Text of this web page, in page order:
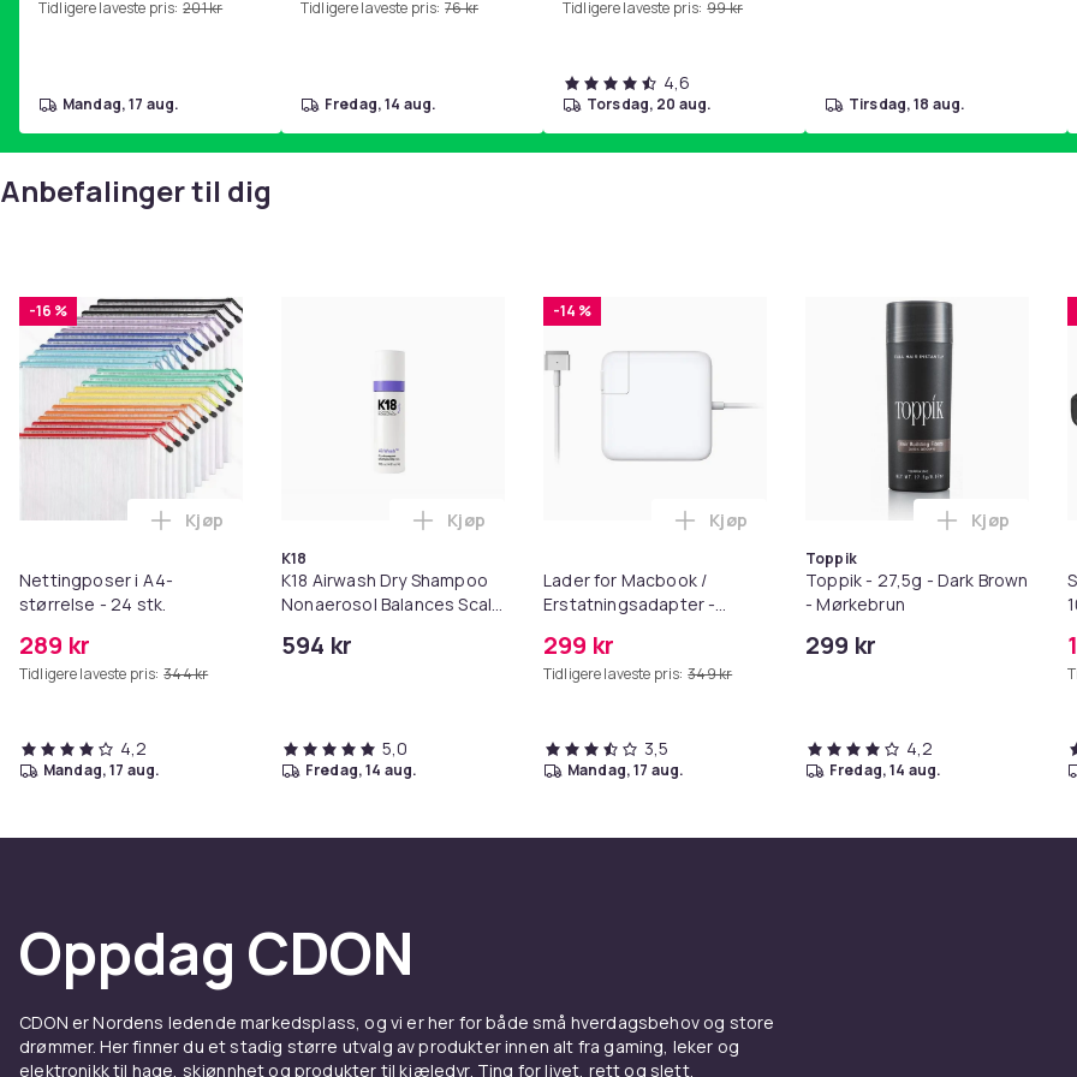
hjemmegymnastikk Pink
Tidligere laveste pris: 201 kr
mandag, 17 aug.
Tidligere laveste pris: 76 kr
fredag, 14 aug.
Tidligere laveste pris: 99 kr
4,6
torsdag, 20 aug. tirsdag, 18 aug.
Anbefalinger til dig
-16 %
Nettingposer i A4-
størrelse - 24 stk.
289 kr
Tidligere laveste pris: 344 kr
Legg Nettingposer i A4-størrelse - 24 stk. i handlekurven
Kjøp
4,2
mandag, 17 aug.
K18
K18 Airwash Dry Shampoo
Nonaerosol Balances Scalp
594 kr
Legg K18 Airwash Dry Shampoo Nonaerosol Balances Scalp & Controls
Kjøp
5,0
fredag, 14 aug.
-14 %
Lader for Macbook /
Erstatningsadapter -
299 kr
Tidligere laveste pris: 349 kr
Legg Lader for Macbook /
Kjøp
3,5
mandag, 17 aug.
Toppik
Toppik - 27,5g - Dark Brown
- Mørkebrun
299 kr
Legg
Kjøp
4,2
fredag, 14 aug.
Oppdag CDON
CDON er Nordens ledende markedsplass, og vi er her for både små hverdagsbehov og store
drømmer. Her finner du et stadig større utvalg av produkter innen alt fra gaming, leker og
elektronikk til hage, skjønnhet og produkter til kjæledyr. Ting for livet, rett og slett.